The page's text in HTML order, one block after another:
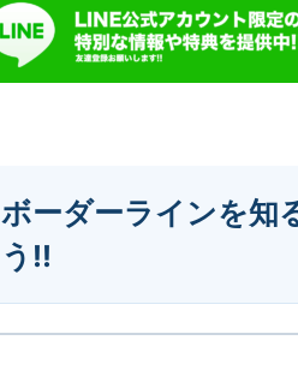
ボーダーラインを知
う!!